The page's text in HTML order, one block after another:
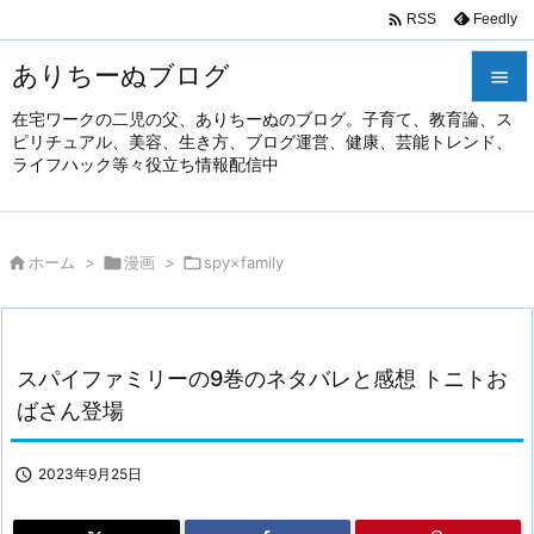
ありちーぬブログ
在宅ワークの二児の父、ありちーぬのブログ。子育て、教育論、ス
ピリチュアル、美容、生き方、ブログ運営、健康、芸能トレンド、
ライフハック等々役立ち情報配信中


メニュ
前へ

 RSS Feedly
 ホーム > 漫画 > spy×family
スパイファミリーの9巻のネタバレと感想 トニトお
ばさん登場
 2023年9月25日